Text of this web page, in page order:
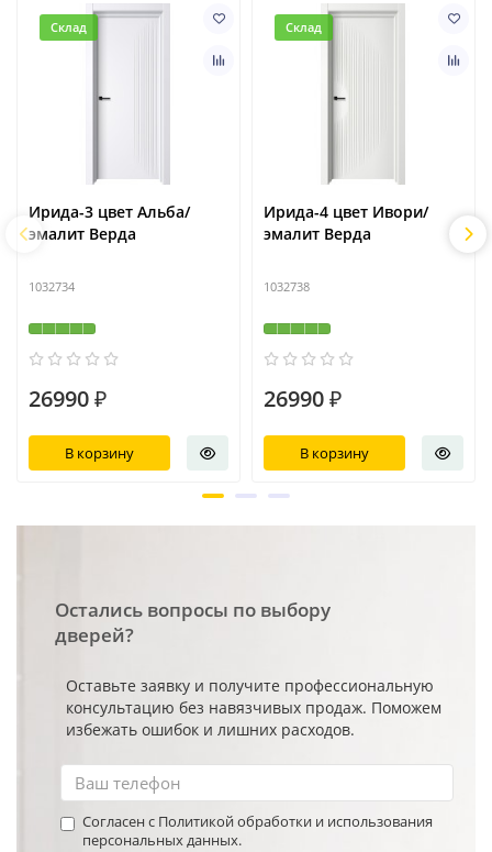
Склад
Ирида-3 цвет Альба/
эмалит Верда
1032734
26990 ₽
В корзину
Склад
Ирида-4 цвет Ивори/
эмалит Верда
1032738
26990 ₽
В корзину
Остались вопросы по выбору
дверей?
Оставьте заявку и получите профессиональную
консультацию без навязчивых продаж. Поможем
избежать ошибок и лишних расходов.
Согласен с Политикой обработки и использования
персональных данных.